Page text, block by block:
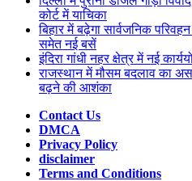
कोर्ट में याचिका
बिहार में बढ़ेगा सार्वजनिक
समेत नई बसें
इंदिरा गांधी नहर क्षेत्र में नई
राजस्थान में मौसम बदलाव का
बढ़ने की आशंका
Contact Us
DMCA
Privacy Policy
disclaimer
Terms and Conditions